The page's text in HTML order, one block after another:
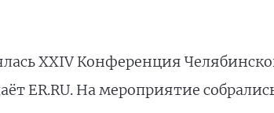
XXIV Конференция
ER.RU. На мероприятие